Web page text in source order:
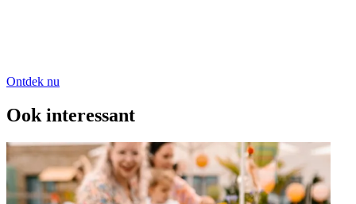
Ontdek nu
Ook interessant